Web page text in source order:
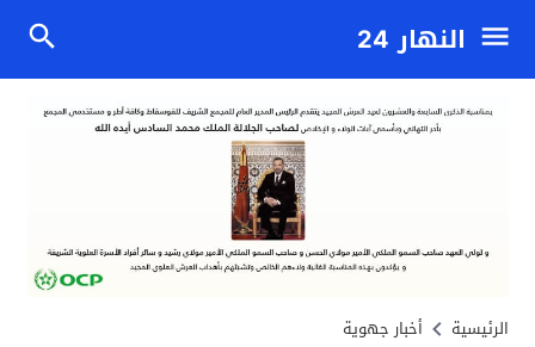
النهار 24
الرئيسية أخبار جهوية